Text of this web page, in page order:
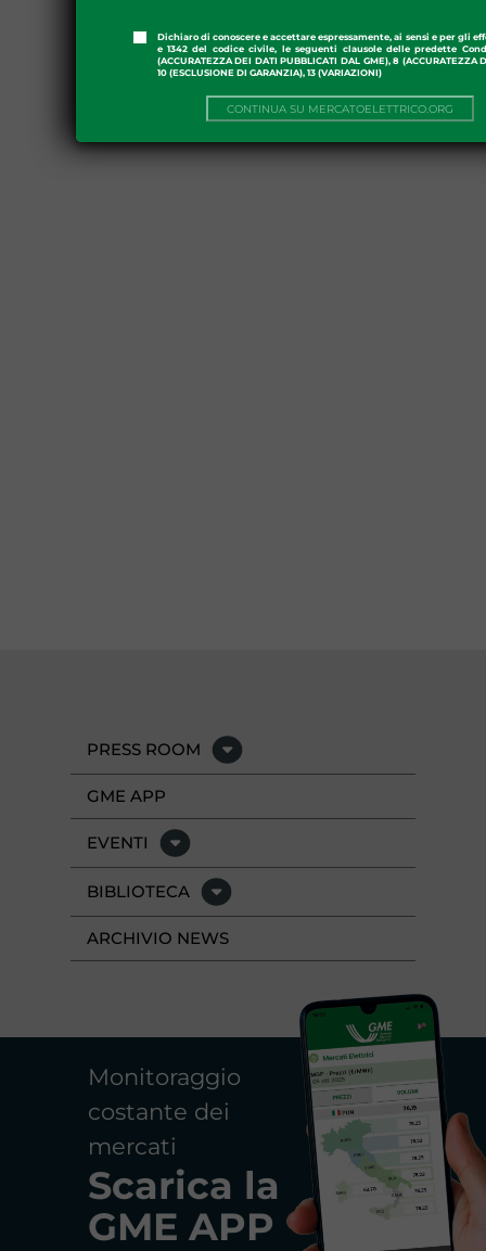
Dichiaro di conoscere e accettare espressamente, ai sensi e per gli
e 1342 del codice civile, le seguenti clausole delle predette
(ACCURATEZZA DEI DATI PUBBLICATI DAL GME), 8 (ACCURATEZZA
10 (ESCLUSIONE DI GARANZIA), 13 (VARIAZIONI)
CONTINUA SU MERCATOELETTRICO.ORG
PRESS ROOM
GME APP
EVENTI
BIBLIOTECA
ARCHIVIO NEWS
Monitoraggio
costante dei
mercati
Scarica la
GME APP